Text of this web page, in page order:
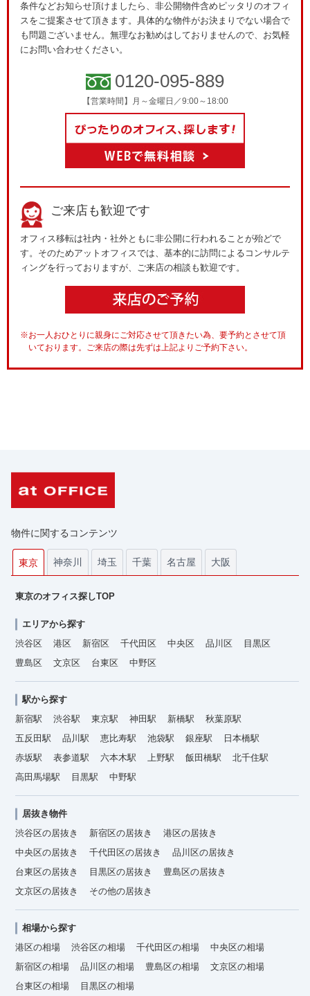
条件などお知らせ頂けましたら、非公開物件含めピッタリのオフィ
スをご提案させて頂きます。具体的な物件がお決まりでない場合で
も問題ございません。無理なお勧めはしておりませんので、お気軽
にお問い合わせください。
0120-095-889
【営業時間】月～金曜日／9:00～18:00
ご来店も歓迎です
オフィス移転は社内・社外ともに非公開に行われることが殆どで
す。そのためアットオフィスでは、基本的に訪問によるコンサルテ
ィングを行っておりますが、ご来店の相談も歓迎です。
※お一人おひとりに親身にご対応させて頂きたい為、要予約とさせて頂
いております。ご来店の際は先ずは上記よりご予約下さい。
物件に関するコンテンツ
東京 神奈川 埼玉 千葉 名古屋 大阪
東京のオフィス探しTOP
エリアから探す
渋谷区
港区 新宿区 千代田区 中央区 品川区
目黒区
豊島区
文京区 台東区 中野区
駅から探す
新宿駅
渋谷駅 東京駅 神田駅 新橋駅
秋葉原駅
五反田駅
品川駅 恵比寿駅 池袋駅 銀座駅
日本橋駅
赤坂駅
表参道駅 六本木駅 上野駅 飯田橋駅
北千住駅
高田馬場駅
目黒駅 中野駅
居抜き物件
渋谷区の居抜き
新宿区の居抜き
港区の居抜き
中央区の居抜き
千代田区の居抜き
品川区の居抜き
台東区の居抜き
目黒区の居抜き
豊島区の居抜き
文京区の居抜き
その他の居抜き
相場から探す
港区の相場
渋谷区の相場 千代田区の相場
中央区の相場
新宿区の相場
品川区の相場 豊島区の相場
文京区の相場
台東区の相場
目黒区の相場